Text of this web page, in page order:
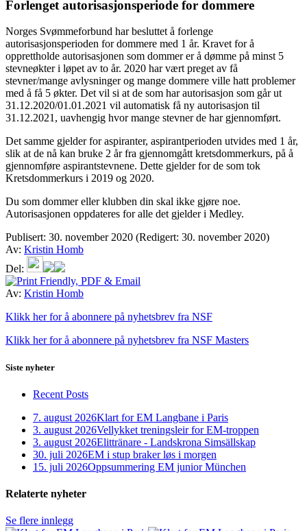
Forlenget autorisasjonsperiode for dommere
Norges Svømmeforbund har besluttet å forlenge
autorisasjonsperioden for dommere med 1 år. Kravet for å
opprettholde autorisasjonen som dommer er å dømme på minst 5
stevneøkter i løpet av to år. 2020 har vært preget av få
stevner/mange avlysninger og mange dommere ville hatt problemer
med å få 5 økter. Det vil si at de som har autorisasjon som går ut
31.12.2020/01.01.2021 vil automatisk få ny autorisasjon til
31.12.2021, uavhengig hvor mange stevner de har gjennomført.
Det samme gjelder for aspiranter, aspirantperioden utvides med 1 år,
slik at de nå kan bruke 2 år fra gjennomgått kretsdommerkurs, på å
gjennomføre aspirantstevnene. Dette gjelder for de som tok
Kretsdommerkurs i 2019 og 2020.
Du som dommer eller klubben din skal ikke gjøre noe.
Autorisasjonen oppdateres for alle det gjelder i Medley.
Publisert: 30. november 2020 (Redigert: 30. november 2020)
Av: Kristin Homb
Del:
Av: Kristin Homb
Klikk her for å abonnere på nyhetsbrev fra NSF
Klikk her for å abonnere på nyhetsbrev fra NSF Masters
Siste nyheter
Recent Posts
7. august 2026Klart for EM Langbane i Paris
3. august 2026Vellykket treningsleir for EM-troppen
3. august 2026Elittränare - Landskrona Simsällskap
30. juli 2026EM i stup braker løs i morgen
15. juli 2026Oppsummering EM junior München
Relaterte nyheter
Se flere innlegg